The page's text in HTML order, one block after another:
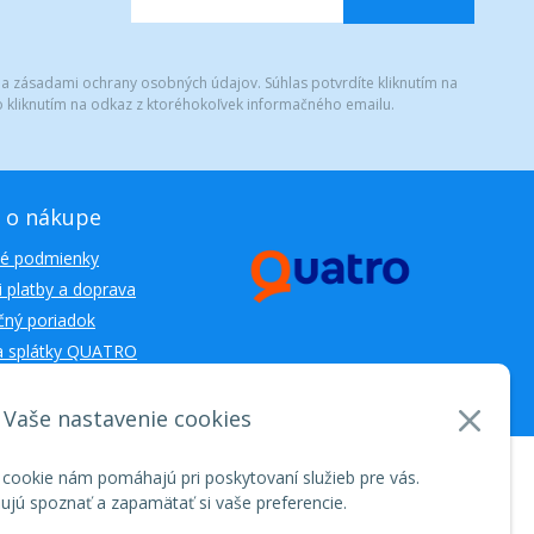
Vaše nastavenie cookies
nám pomáhajú pri poskytovaní služieb pre vás.
spoznať a zapamätať si vaše preferencie.
ochrany osobných údajov. Súhlas potvrdíte kliknutím na
na odkaz z ktoréhokoľvek informačného emailu.
nákupe
podmienky
platby a doprava
poriadok
splátky QUATRO
WEBYGROUP • dbartzvyšovanie návštevnosti•